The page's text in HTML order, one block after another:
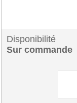
Disponibilité
Sur commande